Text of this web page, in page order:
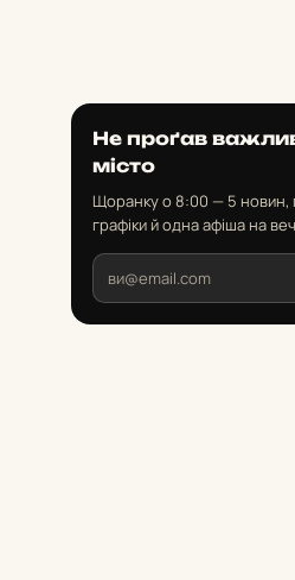
Не проґав
місто
Щоранку о 8:00 — 5 новин,
графіки й одна афіша на